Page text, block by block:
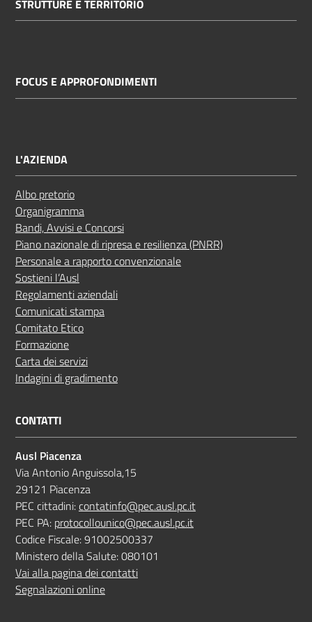
STRUTTURE E TERRITORIO
FOCUS E APPROFONDIMENTI
L'AZIENDA
Albo pretorio
Organigramma
Bandi, Avvisi e Concorsi
Piano nazionale di ripresa e resilienza (PNRR)
Personale a rapporto convenzionale
Sostieni l’Ausl
Regolamenti aziendali
Comunicati stampa
Comitato Etico
Formazione
Carta dei servizi
Indagini di gradimento
CONTATTI
Ausl Piacenza
Via Antonio Anguissola,15
29121 Piacenza
PEC cittadini:contatinfo@pec.ausl.pc.it
PEC PA: protocollounico@pec.ausl.pc.it
Codice Fiscale: 91002500337
Ministero della Salute: 080101
Vai alla pagina dei contatti
Segnalazioni online